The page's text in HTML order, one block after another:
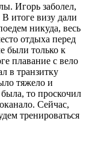
Игорь заболел,
итоге визу дали
никуда, весь
отдыха перед
были только к
плавание с вело
в транзитку
тяжело и
то проскочил
Сейчас,
тренироваться